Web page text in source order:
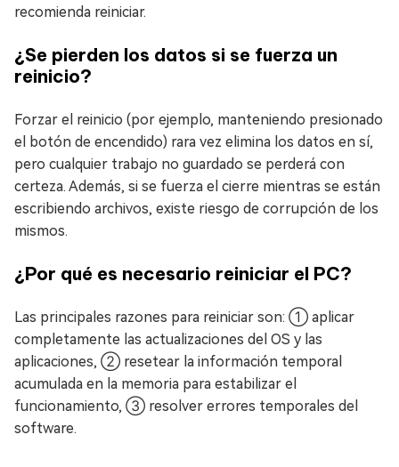
recomienda reiniciar.
¿Se pierden los datos si se fuerza un
reinicio?
Forzar el reinicio (por ejemplo, manteniendo presionado
el botón de encendido) rara vez elimina los datos en sí,
pero cualquier trabajo no guardado se perderá con
certeza. Además, si se fuerza el cierre mientras se están
escribiendo archivos, existe riesgo de corrupción de los
mismos.
¿Por qué es necesario reiniciar el PC?
Las principales razones para reiniciar son: ① aplicar
completamente las actualizaciones del OS y las
aplicaciones, ② resetear la información temporal
acumulada en la memoria para estabilizar el
funcionamiento, ③ resolver errores temporales del
software.